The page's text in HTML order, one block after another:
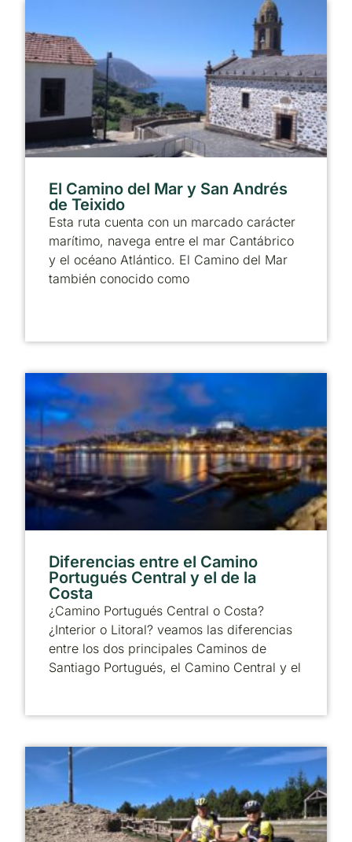
El Camino del Mar y San Andrés
de Teixido
Esta ruta cuenta con un marcado carácter
marítimo, navega entre el mar Cantábrico
y el océano Atlántico. El Camino del Mar
también conocido como
Diferencias entre el Camino
Portugués Central y el de la
Costa
¿Camino Portugués Central o Costa?
¿Interior o Litoral? veamos las diferencias
entre los dos principales Caminos de
Santiago Portugués, el Camino Central y el